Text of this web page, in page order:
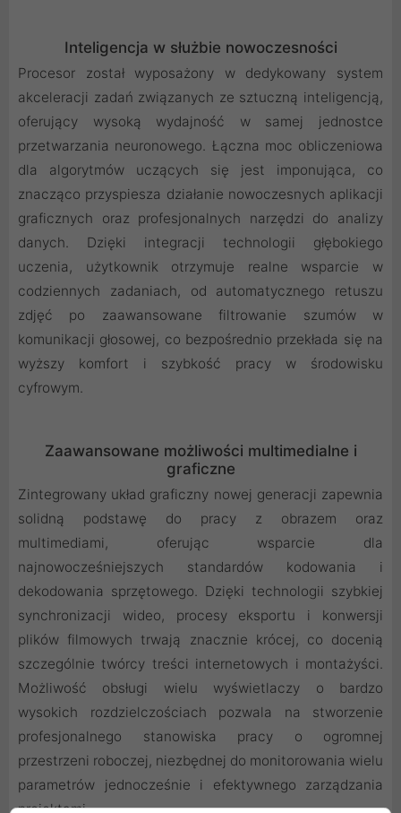
Inteligencja w służbie nowoczesności
Procesor został wyposażony w dedykowany system
akceleracji zadań związanych ze sztuczną inteligencją,
oferujący wysoką wydajność w samej jednostce
przetwarzania neuronowego. Łączna moc obliczeniowa
dla algorytmów uczących się jest imponująca, co
znacząco przyspiesza działanie nowoczesnych aplikacji
graficznych oraz profesjonalnych narzędzi do analizy
danych. Dzięki integracji technologii głębokiego
uczenia, użytkownik otrzymuje realne wsparcie w
codziennych zadaniach, od automatycznego retuszu
zdjęć po zaawansowane filtrowanie szumów w
komunikacji głosowej, co bezpośrednio przekłada się na
wyższy komfort i szybkość pracy w środowisku
cyfrowym.
Zaawansowane możliwości multimedialne i
graficzne
Zintegrowany układ graficzny nowej generacji zapewnia
solidną podstawę do pracy z obrazem oraz
multimediami, oferując wsparcie dla
najnowocześniejszych standardów kodowania i
dekodowania sprzętowego. Dzięki technologii szybkiej
synchronizacji wideo, procesy eksportu i konwersji
plików filmowych trwają znacznie krócej, co docenią
szczególnie twórcy treści internetowych i montażyści.
Możliwość obsługi wielu wyświetlaczy o bardzo
wysokich rozdzielczościach pozwala na stworzenie
profesjonalnego stanowiska pracy o ogromnej
przestrzeni roboczej, niezbędnej do monitorowania wielu
parametrów jednocześnie i efektywnego zarządzania
projektami.